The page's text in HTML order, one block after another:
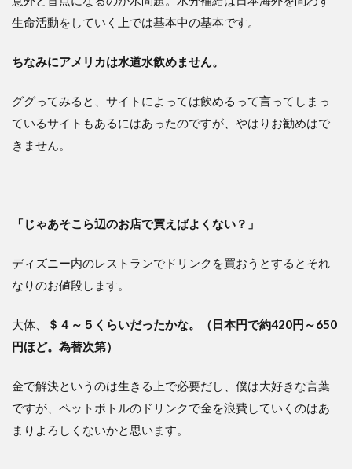
生命活動をしていく上では基本中の基本です。
ちなみにアメリカは水道水飲めません。
ググってみると、サイトによっては飲めるって言ってしまっ
ているサイトもあるにはあったのですが、やはりお勧めはで
きません。
「じゃあそこら辺のお店で買えばよくない？」
ディズニー内のレストランでドリンクを買おうとするとそれ
なりのお値段します。
大体、
＄４～５くらいだったかな。（日本円で約420円～650
円ほど。為替次第）
金で解決というのは生きる上で必要だし、僕は大好きな言葉
ですが、ペットボトルのドリンクで金を浪費していくのはあ
まりよろしくないかと思います。